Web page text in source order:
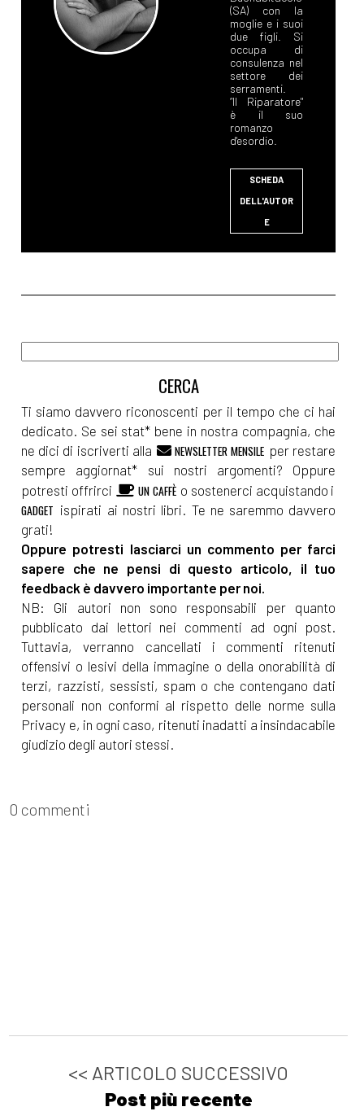
(SA) con la
moglie e i suoi
due figli. Si
occupa di
consulenza nel
settore dei
serramenti.
“Il Riparatore"
è il suo
romanzo
d'esordio.
SCHEDA
DELL'AUTOR
E
Ti siamo davvero riconoscenti per il tempo che ci hai
dedicato. Se sei stat* bene in nostra compagnia, che
ne dici di iscriverti alla
NEWSLETTER MENSILE per restare
sempre aggiornat* sui nostri argomenti? Oppure
potresti offrirci
UN CAFFÈ o sostenerci acquistando i
GADGET ispirati ai nostri libri. Te ne saremmo davvero
grati!
Oppure potresti lasciarci un commento per farci
sapere che ne pensi di questo articolo, il tuo
feedback è davvero importante per noi.
NB: Gli autori non sono responsabili per quanto
pubblicato dai lettori nei commenti ad ogni post.
Tuttavia, verranno cancellati i commenti ritenuti
offensivi o lesivi della immagine o della onorabilità di
terzi, razzisti, sessisti, spam o che contengano dati
personali non conformi al rispetto delle norme sulla
Privacy e, in ogni caso, ritenuti inadatti a insindacabile
giudizio degli autori stessi.
0 commenti
<< ARTICOLO SUCCESSIVO
Post più recente